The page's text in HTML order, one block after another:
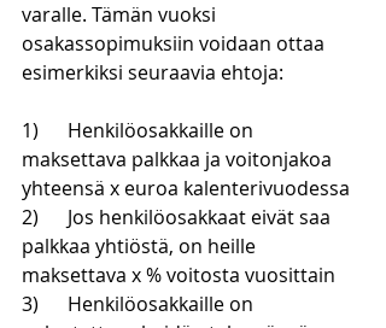
varalle. Tämän vuoksi
osakassopimuksiin voidaan ottaa
esimerkiksi seuraavia ehtoja:
1) Henkilöosakkaille on
maksettava palkkaa ja voitonjakoa
yhteensä x euroa kalenterivuodessa
2) Jos henkilöosakkaat eivät saa
palkkaa yhtiöstä, on heille
maksettava x % voitosta vuosittain
3) Henkilöosakkaille on